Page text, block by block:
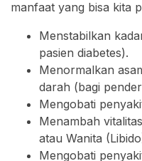
manfaat yang bisa kita
Menstabilkan
pasien diabetes).
Menormalkan
darah (bagi
Mengobati
Menambah
atau Wanita
Mengobati